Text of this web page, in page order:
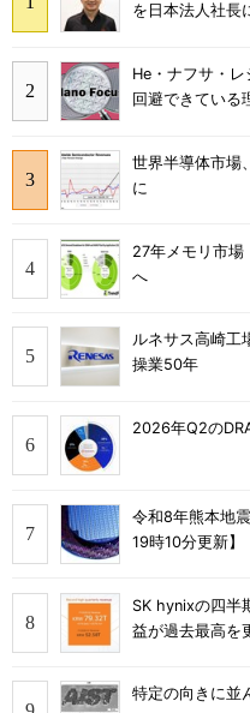
を日本法人社長
He・ナフサ・
回避できている
世界半導体市
に
27年メモリ市
へ
ルネサス高崎工
操業50年
2026年Q2の
令和8年熊本地
19時10分更新】
SK hynixの四半
益が過去最高を
特定の向きに並